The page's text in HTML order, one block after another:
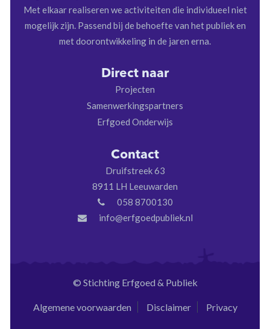
Met elkaar realiseren we activiteiten die individueel niet
mogelijk zijn. Passend bij de behoefte van het publiek en
met doorontwikkeling in de jaren erna.
Direct naar
Projecten
Samenwerkingspartners
Erfgoed Onderwijs
Contact
Druifstreek 63
8911 LH Leeuwarden
058 8700130
info@erfgoedpubliek.nl
© Stichting Erfgoed & Publiek
Algemene voorwaarden Disclaimer Privacy